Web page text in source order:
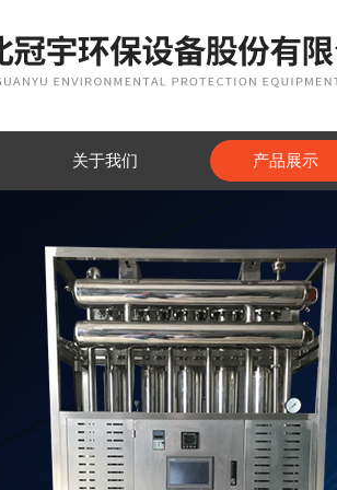
关于我们 产品展示